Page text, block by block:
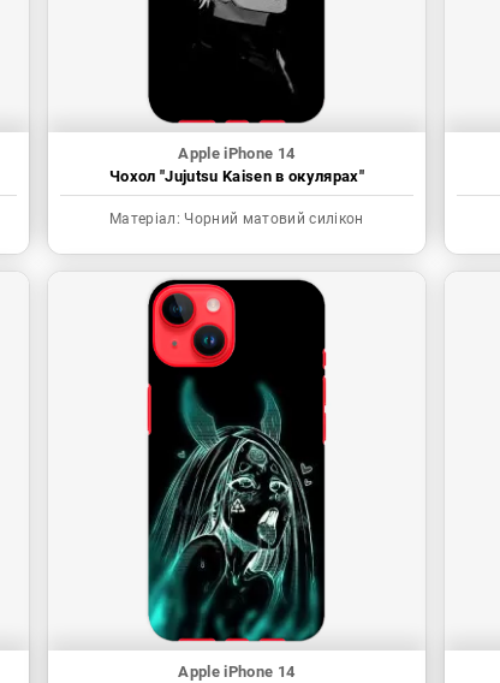
Apple iPhone 14
Чохол "Jujutsu Kaisen в окулярах"
Матеріал: Чорний матовий силікон
Apple iPhone 14